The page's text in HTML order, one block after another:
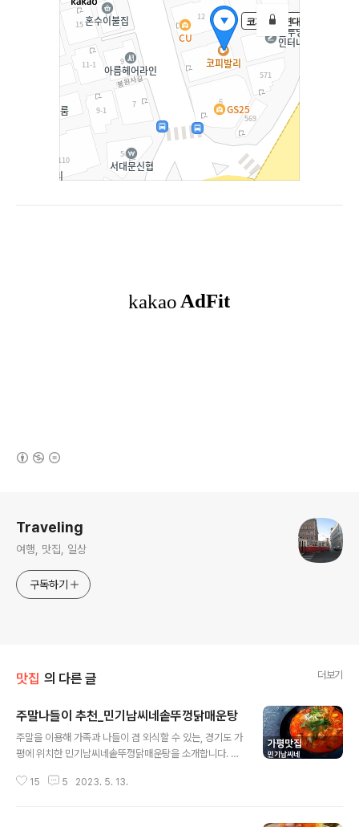
Traveling
여행, 맛집, 일상
구독하기
맛집 의 다른 글 더보기
주말나들이 추천_민기남씨네솥뚜껑닭매운탕
주말을 이용해 가족과 나들이 겸 외식할 수 있는, 경기도 가
평에 위치한 민기남씨네솥뚜껑닭매운탕을 소개합니다. 민
올리고 장작을 피워 끓이는 닭요리입니다. 이곳은 이색적
15 5 2023. 5. 13.